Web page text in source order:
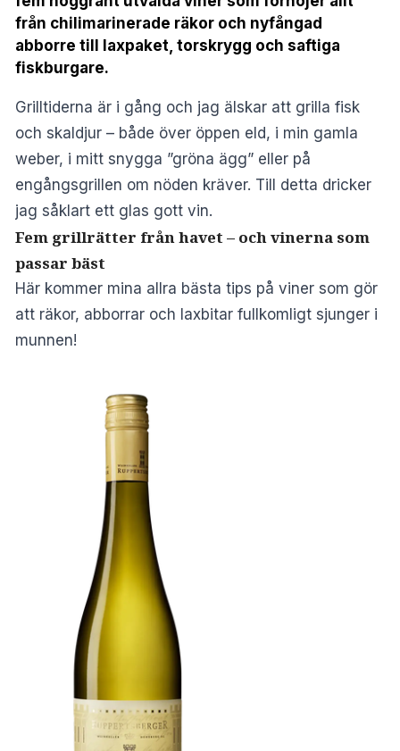
från chilimarinerade räkor och nyfångad
abborre till laxpaket, torskrygg och saftiga
fiskburgare.
Grilltiderna är i gång och jag älskar att grilla fisk
och skaldjur – både över öppen eld, i min gamla
weber, i mitt snygga ”gröna ägg” eller på
engångsgrillen om nöden kräver. Till detta dricker
jag såklart ett glas gott vin.
Fem grillrätter från havet – och vinerna som
passar bäst
Här kommer mina allra bästa tips på viner som gör
att räkor, abborrar och laxbitar fullkomligt sjunger i
munnen!